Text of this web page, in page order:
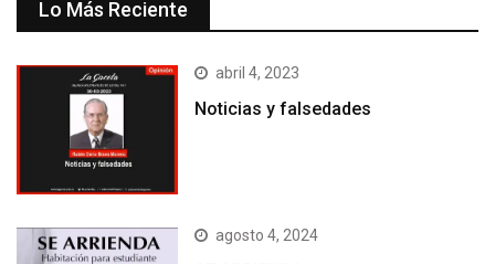
Lo Más Reciente
abril 4, 2023
Noticias y falsedades
agosto 4, 2024